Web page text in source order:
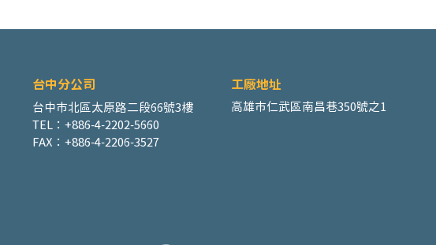
台中分公司 工廠地址
台中市北區太原路二段66號3樓
TEL：+886-4-2202-5660
FAX：+886-4-2206-3527
高雄市仁武區南昌巷350號之1